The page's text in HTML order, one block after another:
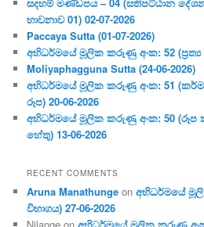
භාවනාව 01) 02-07-2026
Paccaya Sutta (01-07-2026)
අභිධර්මයේ මූලික කරුණු අංක: 52 (ප්‍ර‍ත්‍ය
Moliyaphagguna Sutta (24-06-2026)
අභිධර්මයේ මූලික කරුණු අංක: 51
රූප) 20-06-2026
අභිධර්මයේ මූලික කරුණු අංක: 50 (රූප
හේතු) 13-06-2026
RECENT COMMENTS
Aruna Manathunge onඅභිධර්මයේ
විභාගය) 27-06-2026